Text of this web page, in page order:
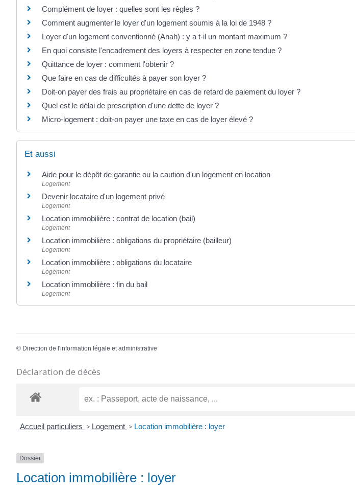
Complément de loyer : quelles sont les règles ?
Comment augmenter le loyer d'un logement soumis à la loi de 1948 ?
Loyer d'un logement conventionné (Anah) : y a t-il un montant maximum ?
En quoi consiste l'encadrement des loyers à respecter en zone tendue ?
Quittance de loyer : comment l'obtenir ?
Que faire en cas de difficultés à payer son loyer ?
Doit-on payer des frais au propriétaire en cas de retard de paiement du loyer ?
Quel est le délai de prescription d'une dette de loyer ?
Micro-logement : doit-on payer une taxe en cas de loyer élevé ?
Et aussi
Aide pour le dépôt de garantie ou la caution d'un logement en location
Logement
Devenir locataire d'un logement privé
Logement
Location immobilière : contrat de location (bail)
Logement
Location immobilière : obligations du propriétaire (bailleur)
Logement
Location immobilière : obligations du locataire
Logement
Location immobilière : fin du bail
Logement
© Direction de l'information légale et administrative
Déclaration de décès
Accueil particuliers > Logement > Location immobilière : loyer
Dossier
Location immobilière : loyer